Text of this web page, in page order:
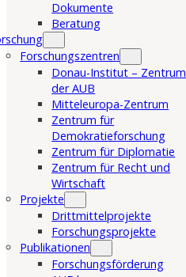
Dokumente
Beratung
Forschungszentren
Donau-Institut – Zentrum
der AUB
Mitteleuropa-Zentrum
Zentrum für
Demokratieforschung
Zentrum für Diplomatie
Zentrum für Recht und
Wirtschaft
Projekte
Drittmittelprojekte
Forschungsprojekte
Publikationen
Forschungsförderung